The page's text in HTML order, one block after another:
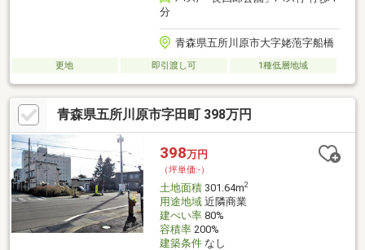
分
青森県五所川原市大字姥萢字船橋
更地 即引渡し可 1種低層地域
青森県五所川原市字田町 398万円
398万円
（坪単価:-）
土地面積301.64m2
用途地域近隣商業
建ぺい率80%
容積率200%
建築条件なし